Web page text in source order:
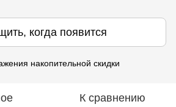
когда появится
накопительной скидки
К сравнению